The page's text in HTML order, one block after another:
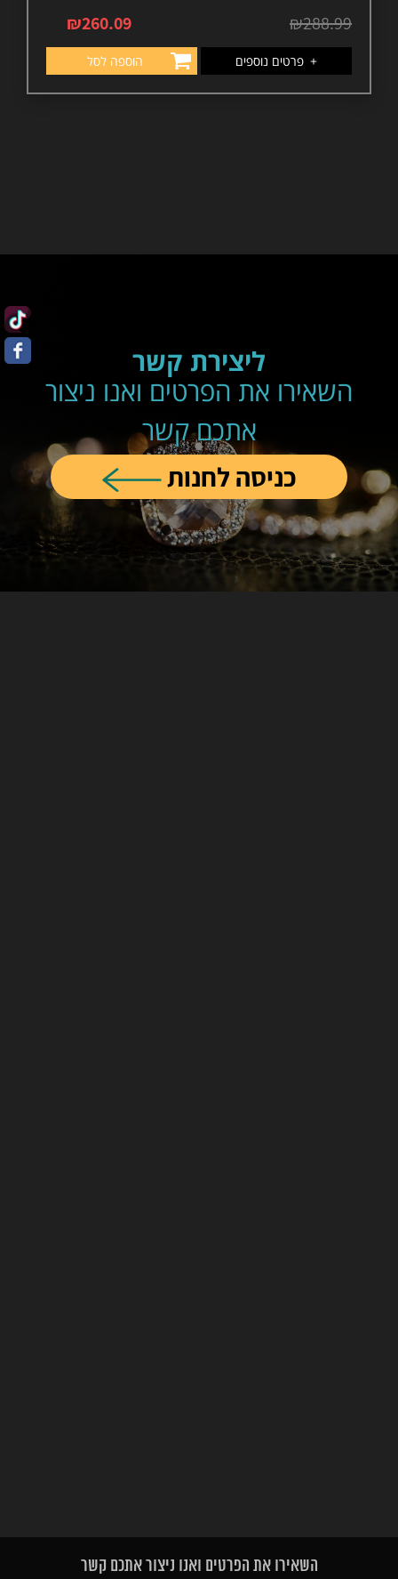
₪288.99
₪260.09
+ פרטים נוספים הוספה לסל
ליצירת קשר
השאירו את הפרטים ואנו ניצור
אתכם קשר
כניסה לחנות
השאירו את הפרטים ואנו ניצור אתכם קשר